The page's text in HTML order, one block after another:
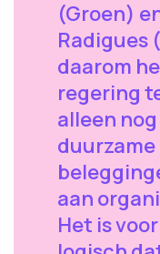
(Groen)
Radigues
daarom
regering
alleen
duurzame
aan
Het is